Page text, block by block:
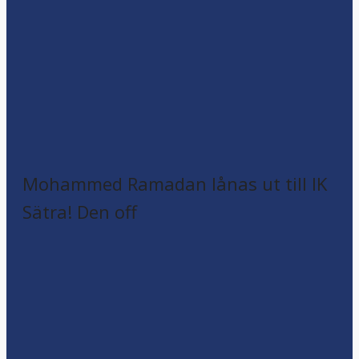
Mohammed Ramadan lånas ut till IK
Sätra! Den off